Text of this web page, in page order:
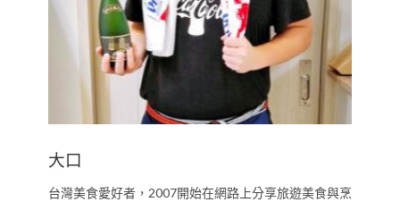
大口
台灣美食愛好者，2007開始在網路上分享旅遊美食與烹